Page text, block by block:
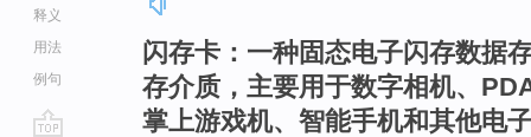
释义
用法
例句
闪存卡：一种固态电子闪存数据
存介质，主要用于数字相机、
掌上游戏机、智能手机和其他电